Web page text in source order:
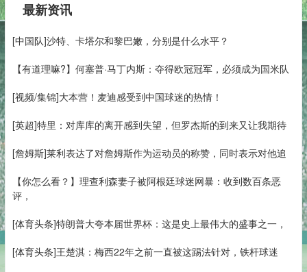
最新资讯
[中国队]沙特、卡塔尔和黎巴嫩，分别是什么水平？
【有道理嘛?】何塞普·马丁内斯：夺得欧冠冠军，必须成为国米队
[视频/集锦]大本营！麦迪感受到中国球迷的热情！
[英超]特里：对库库的离开感到失望，但罗杰斯的到来又让我期待
[詹姆斯]莱利表达了对詹姆斯作为运动员的称赞，同时表示对他追
【你怎么看？】理查利森妻子被阿根廷球迷网暴：收到数百条恶
评，
[体育头条]特朗普大夸本届世界杯：这是史上最伟大的盛事之一，
[体育头条]王楚淇：梅西22年之前一直被这踢法针对，铁杆球迷